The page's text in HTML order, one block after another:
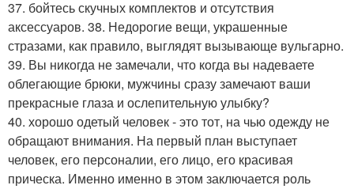
37. бойтесь скучных комплектов и отсутствия
аксессуаров. 38. Недорогие вещи, украшенные
стразами, как правило, выглядят вызывающе вульгарно.
39. Вы никогда не замечали, что когда вы надеваете
облегающие брюки, мужчины сразу замечают ваши
прекрасные глаза и ослепительную улыбку?
40. хорошо одетый человек - это тот, на чью одежду не
обращают внимания. На первый план выступает
человек, его персоналии, его лицо, его красивая
прическа. Именно именно в этом заключается роль